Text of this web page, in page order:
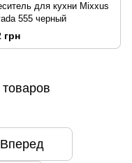
для кухни Mixxus
555 черный
грн
Вперед